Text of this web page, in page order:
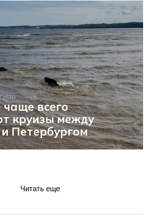
чаще всего
круизы между
Петербургом
Читать еще